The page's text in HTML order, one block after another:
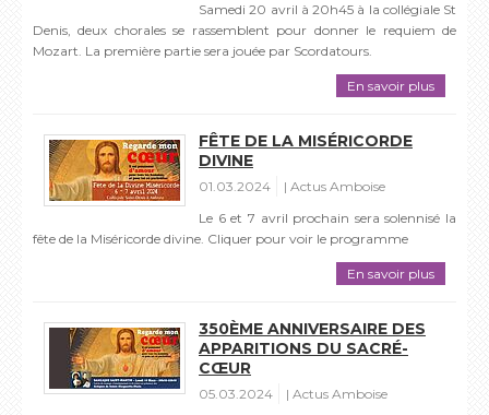
Samedi 20 avril à 20h45 à la collégiale St
Denis, deux chorales se rassemblent pour donner le requiem de
Mozart. La première partie sera jouée par Scordatours.
En savoir plus
FÊTE DE LA MISÉRICORDE
DIVINE
01.03.2024
Actus Amboise
Le 6 et 7 avril prochain sera solennisé la
fête de la Miséricorde divine. Cliquer pour voir le programme
En savoir plus
350ÈME ANNIVERSAIRE DES
APPARITIONS DU SACRÉ-
CŒUR
05.03.2024
Actus Amboise